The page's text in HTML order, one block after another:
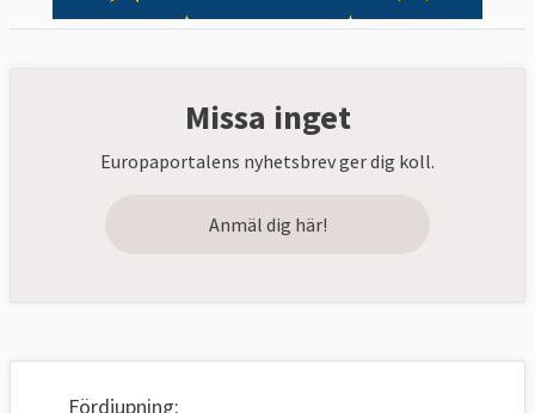
Missa inget
Europaportalens nyhetsbrev ger dig koll.
Anmäl dig här!
Fördjupning: